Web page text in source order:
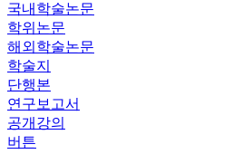
국내학술논문
학위논문
해외학술논문
학술지
단행본
연구보고서
공개강의
버튼